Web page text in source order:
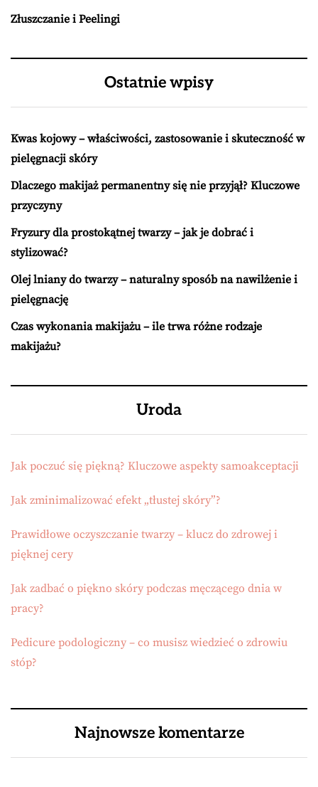
Złuszczanie i Peelingi
Ostatnie wpisy
Kwas kojowy – właściwości, zastosowanie i skuteczność w
pielęgnacji skóry
Dlaczego makijaż permanentny się nie przyjął? Kluczowe
przyczyny
Fryzury dla prostokątnej twarzy – jak je dobrać i
stylizować?
Olej lniany do twarzy – naturalny sposób na nawilżenie i
pielęgnację
Czas wykonania makijażu – ile trwa różne rodzaje
makijażu?
Uroda
Jak poczuć się piękną? Kluczowe aspekty samoakceptacji
Jak zminimalizować efekt „tłustej skóry”?
Prawidłowe oczyszczanie twarzy – klucz do zdrowej i
pięknej cery
Jak zadbać o piękno skóry podczas męczącego dnia w
pracy?
Pedicure podologiczny – co musisz wiedzieć o zdrowiu
stóp?
Najnowsze komentarze